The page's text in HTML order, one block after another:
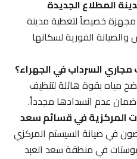
الجديدة
خصيصاً لتغطية مدينة
الفورية لسكانها
السرداب في الجهراء؟
بقوة هائلة لتنظيف
عدم انسدادها مجدداً.
في قسائم سعد
في صيانة السيستم المركزي
في منطقة سعد العبد